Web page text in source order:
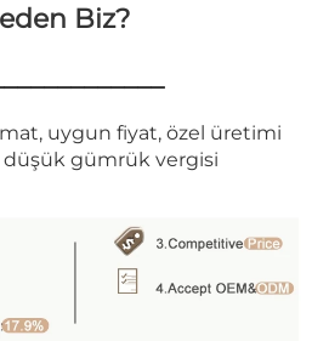
Biz?
uygun fiyat, özel üretimi
düşük gümrük vergisi